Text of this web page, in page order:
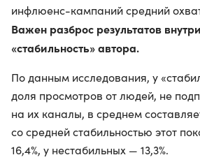
инфлюенс-кампаний средний
Важен разброс результатов
«стабильность» автора.
По данным исследования, у
доля просмотров от людей, не
на их каналы, в среднем
со средней стабильностью этот
16,4%, у нестабильных — 13,3%.